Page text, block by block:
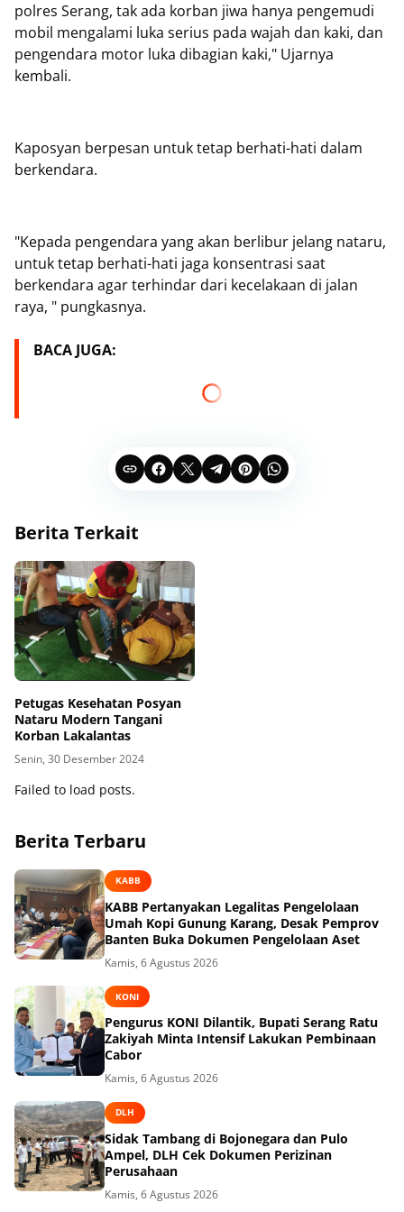
polres Serang, tak ada korban jiwa hanya pengemudi
mobil mengalami luka serius pada wajah dan kaki, dan
pengendara motor luka dibagian kaki," Ujarnya
kembali.
Kaposyan berpesan untuk tetap berhati-hati dalam
berkendara.
"Kepada pengendara yang akan berlibur jelang nataru,
untuk tetap berhati-hati jaga konsentrasi saat
berkendara agar terhindar dari kecelakaan di jalan
raya, " pungkasnya.
BACA JUGA:
Berita Terkait
Petugas Kesehatan Posyan
Nataru Modern Tangani
Korban Lakalantas
Senin, 30 Desember 2024
Failed to load posts.
Berita Terbaru
KABB
KABB Pertanyakan Legalitas Pengelolaan
Umah Kopi Gunung Karang, Desak Pemprov
Banten Buka Dokumen Pengelolaan Aset
Kamis, 6 Agustus 2026
KONI
Pengurus KONI Dilantik, Bupati Serang Ratu
Zakiyah Minta Intensif Lakukan Pembinaan
Cabor
Kamis, 6 Agustus 2026
DLH
Sidak Tambang di Bojonegara dan Pulo
Ampel, DLH Cek Dokumen Perizinan
Perusahaan
Kamis, 6 Agustus 2026